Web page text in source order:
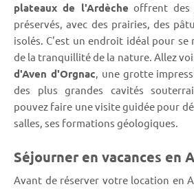
plateaux de l'Ardèche offrent des
préservés, avec des prairies, des
isolés. C'est un endroit idéal pour
de la tranquillité de la nature. Allez
d'Aven d'Orgnac, une grotte
des plus grandes cavités
pouvez faire une visite guidée pour
salles, ses formations géologiques.
Séjourner en vacances en
Avant de réserver votre location en